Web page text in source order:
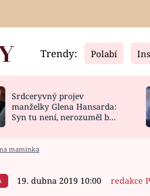
Video
CELEBRITY
VAŘENÍ
Trendy: Polabí
Srdceryvný projev
manželky Glena Hansarda:
Syn tu není, nerozuměl by
maminka
19. dubna 2019 10:00 redakce